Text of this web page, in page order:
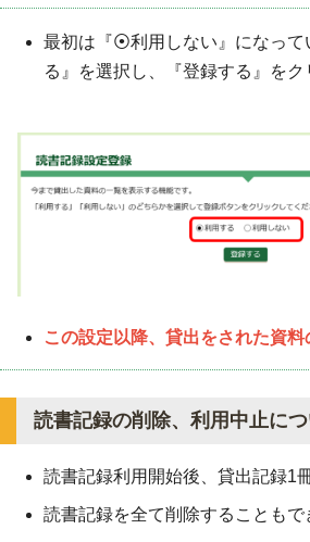
最初は『⦿利用しない』になっ
る』を選択し、『登録する』をク
この設定以降、貸出をされた資料
読書記録の削除、利用中止に
読書記録利用開始後、貸出記録1
読書記録を全て削除することもで